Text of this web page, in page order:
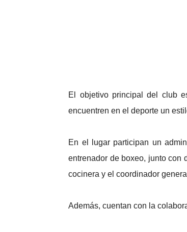
El objetivo principal del club
encuentren en el deporte un
En el lugar participan un
entrenador de boxeo, junto con
cocinera y el coordinador
Además, cuentan con la